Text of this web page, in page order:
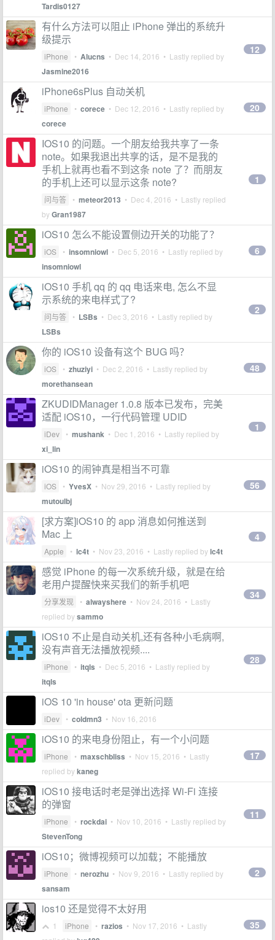
Tardis0127
有什么方法可以阻止 iPhone 弹出的系统升
级提示
iPhone • Alucns • Dec 14, 2016 • Lastly replied by
Jasmine2016
12
iPhone6sPlus 自动关机
iPhone • corece • Dec 12, 2016 • Lastly replied by
corece
20
IOS10 的问题。一个朋友给我共享了一条
note。如果我退出共享的话，是不是我的
手机上就再也看不到这条 note 了？而朋友
的手机上还可以显示这条 note?
问与答 • meteor2013 • Dec 4, 2016 • Lastly replied
byGran1987
1
iOS10 怎么不能设置侧边开关的功能了？
iOS • insomniowl • Dec 5, 2016 • Lastly replied by
insomniowl
6
iOS10 手机 qq 的 qq 电话来电, 怎么不显
示系统的来电样式了?
问与答 • LSBs • Dec 3, 2016 • Lastly replied by
LSBs
2
你的 iOS10 设备有这个 BUG 吗？
iOS • zhuziyi • Dec 2, 2016 • Lastly replied by
morethansean
48
ZKUDIDManager 1.0.8 版本已发布，完美
适配 iOS10，一行代码管理 UDID
iDev • mushank • Dec 1, 2016 • Lastly replied by
xi_lin
1
iOS10 的闹钟真是相当不可靠
iOS • YvesX • Nov 29, 2016 • Lastly replied by
mutoulbj
56
[求方案]iOS10 的 app 消息如何推送到
Mac 上
Apple • lc4t • Nov 23, 2016 • Lastly replied bylc4t
4
感觉 iPhone 的每一次系统升级，就是在给
老用户提醒快来买我们的新手机吧
分享发现 • alwayshere • Nov 24, 2016 • Lastly
replied bysammo
34
iOS10 不止是自动关机,还有各种小毛病啊,
没有声音无法播放视频....
iPhone • itqls • Dec 5, 2016 • Lastly replied by
itqls
28
iOS 10 'in house' ota 更新问题
iDev • coldmn3 • Nov 16, 2016
iOS10 的来电身份阻止，有一个小问题
iPhone • maxschbliss • Nov 15, 2016 • Lastly
replied bykaneg
17
iOS10 接电话时老是弹出选择 Wi-Fi 连接
的弹窗
iPhone • rockdai • Nov 10, 2016 • Lastly replied by
StevenTong
11
iOS10；微博视频可以加载；不能播放
iPhone • nerozhu • Nov 9, 2016 • Lastly replied by
sansam
2
ios10 还是觉得不太好用
1 iPhone • razios • Nov 17, 2016 • Lastly
35